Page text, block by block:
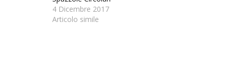
4 Dicembre 2017
Articolo simile